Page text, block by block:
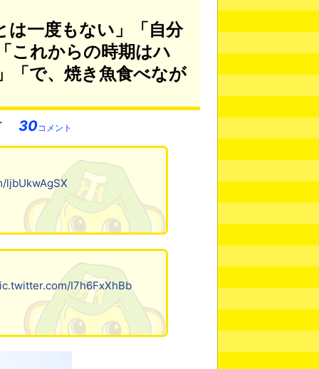
は一度もない」「自分
これからの時期はハ
「で、焼き魚食べなが
30コメント
ljbUkwAgSX
I7h6FxXhBb